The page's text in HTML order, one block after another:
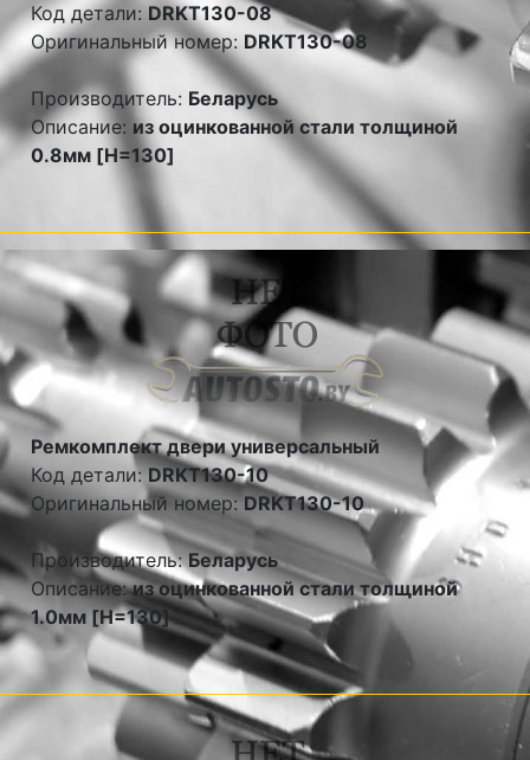
Код детали:DRKT130-08
Оригинальный номер: DRKT130-08
Производитель: Беларусь
Описание: из оцинкованной стали толщиной
0.8мм [H=130]
Ремкомплект двери универсальный
Код детали:DRKT130-10
Оригинальный номер:DRKT130-10
Производитель:Беларусь
Описание:из оцинкованной стали толщиной
1.0мм [H=130]